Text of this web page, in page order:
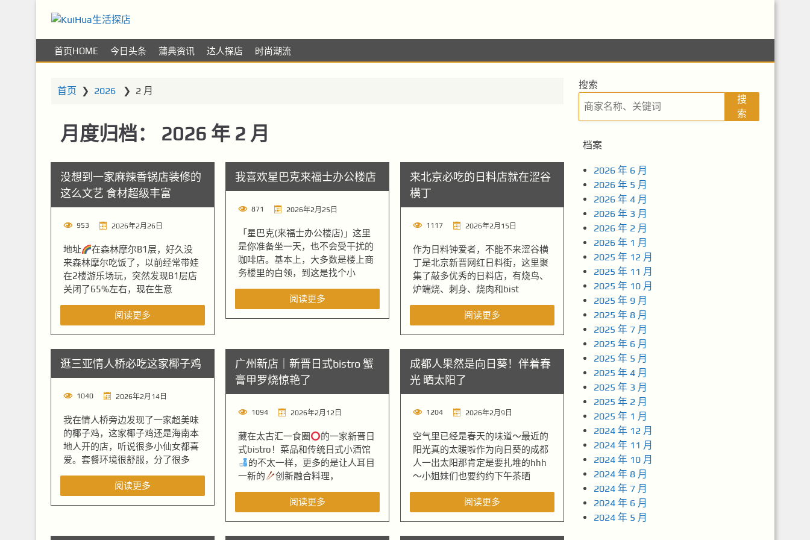
首页HOME 今日头条 蒲典资讯 达人探店 时尚潮流
首页 ❯ 2026❯ 2 月
月度归档： 2026 年 2 月
没想到一家麻辣香锅店装修的
这么文艺 食材超级丰富
953 2026年2月26日
地址
在森林摩尔B1层，好久没
来森林摩尔吃饭了，以前经常带娃
在2楼游乐场玩，突然发现B1层店
关闭了65%左右，现在生意
阅读更多
我喜欢星巴克来福士办公楼店
871 2026年2月25日
「星巴克(来福士办公楼店)」这里
是你准备坐一天，也不会受干扰的
咖啡店。基本上，大多数是楼上商
务楼里的白领，到这是找个小
阅读更多
来北京必吃的日料店就在涩谷
横丁
1117 2026年2月15日
作为日料钟爱者，不能不来涩谷横
丁是北京新晋网红日料街，这里聚
集了敲多优秀的日料店，有烧鸟、
炉端烧、刺身、烧肉和bist
阅读更多
逛三亚情人桥必吃这家椰子鸡
1040 2026年2月14日
我在情人桥旁边发现了一家超美味
的椰子鸡，这家椰子鸡还是海南本
地人开的店，听说很多小仙女都喜
爱。套餐环境很舒服，分了很多
阅读更多
广州新店｜新晋日式bistro 蟹
膏甲罗烧惊艳了
1094 2026年2月12日
藏在太古汇一食圈
的一家新晋日
式bistro！菜品和传统日式小酒馆
的不太一样，更多的是让人耳目
一新的
创新融合料理，
阅读更多
成都人果然是向日葵！伴着春
光 晒太阳了
1204 2026年2月9日
空气里已经是春天的味道～最近的
阳光真的太暖啦作为向日葵的成都
人一出太阳那肯定是要扎堆的hhh
～小姐妹们也要约约下午茶晒
阅读更多
搜索
搜
索
档案
2026 年 6 月
2026 年 5 月
2026 年 4 月
2026 年 3 月
2026 年 2 月
2026 年 1 月
2025 年 12 月
2025 年 11 月
2025 年 10 月
2025 年 9 月
2025 年 8 月
2025 年 7 月
2025 年 6 月
2025 年 5 月
2025 年 4 月
2025 年 3 月
2025 年 2 月
2025 年 1 月
2024 年 12 月
2024 年 11 月
2024 年 10 月
2024 年 8 月
2024 年 7 月
2024 年 6 月
2024 年 5 月